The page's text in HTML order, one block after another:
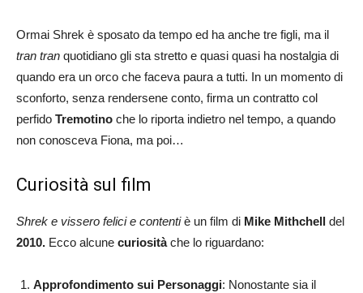
Ormai Shrek è sposato da tempo ed ha anche tre figli, ma il
tran tran quotidiano gli sta stretto e quasi quasi ha nostalgia di
quando era un orco che faceva paura a tutti. In un momento di
sconforto, senza rendersene conto, firma un contratto col
perfido Tremotino che lo riporta indietro nel tempo, a quando
non conosceva Fiona, ma poi…
Curiosità sul film
Shrek e vissero felici e contentiè un film di Mike Mithchell del
2010. Ecco alcune curiositàche lo riguardano:
Approfondimento sui Personaggi: Nonostante sia il